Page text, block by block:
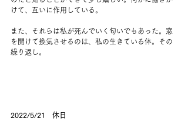
けて、互いに作用している。
また、それらは私が死んでいく匂いでもあった。窓
を開けて換気させるのは、私の生きている体。その
繰り返し。
2022/5/21　休日